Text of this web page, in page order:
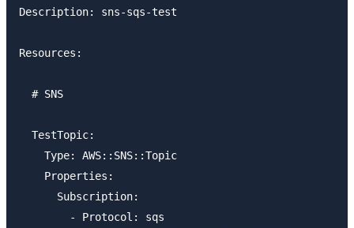
Description: sns-sqs-test
Resources:
  # SNS
  TestTopic:
    Type: AWS::SNS::Topic
    Properties:
      Subscription:
        - Protocol: sqs